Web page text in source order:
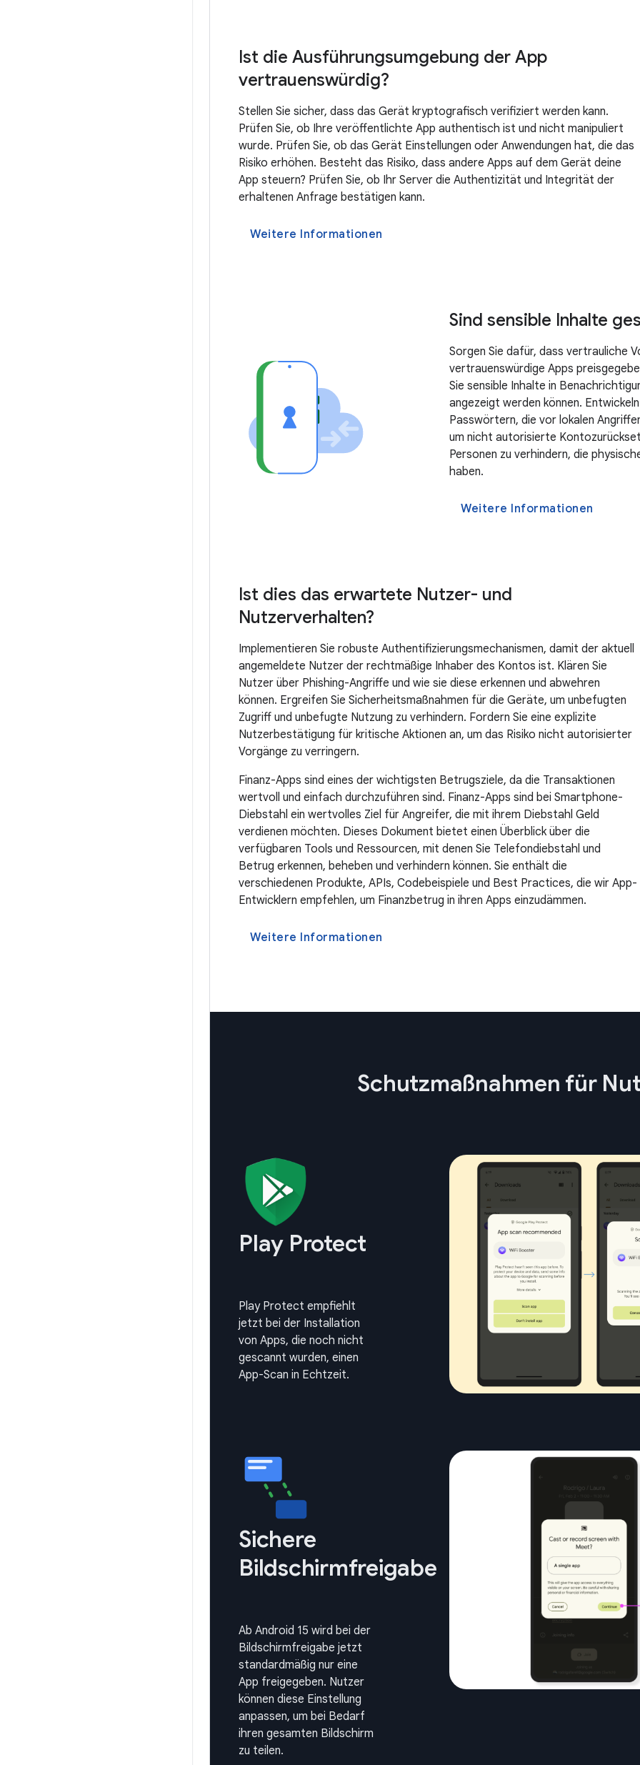
Ist die Ausführungsumgebung der App
vertrauenswürdig?
Stellen Sie sicher, dass das Gerät kryptografisch verifiziert werden kann.
Prüfen Sie, ob Ihre veröffentlichte App authentisch ist und nicht manipuliert
wurde. Prüfen Sie, ob das Gerät Einstellungen oder Anwendungen hat, die das
Risiko erhöhen. Besteht das Risiko, dass andere Apps auf dem Gerät deine
App steuern? Prüfen Sie, ob Ihr Server die Authentizität und Integrität der
erhaltenen Anfrage bestätigen kann.
Weitere Informationen
Sind sensible Inhalte
Sorgen Sie dafür, dass vertrauliche
vertrauenswürdige Apps
Sie sensible Inhalte in
angezeigt werden können.
Passwörtern, die vor lokalen
um nicht autorisierte
Personen zu verhindern, die
haben.
Weitere Informationen
Ist dies das erwartete Nutzer- und
Nutzerverhalten?
Implementieren Sie robuste Authentifizierungsmechanismen, damit der aktuell
angemeldete Nutzer der rechtmäßige Inhaber des Kontos ist. Klären Sie
Nutzer über Phishing-Angriffe und wie sie diese erkennen und abwehren
können. Ergreifen Sie Sicherheitsmaßnahmen für die Geräte, um unbefugten
Zugriff und unbefugte Nutzung zu verhindern. Fordern Sie eine explizite
Nutzerbestätigung für kritische Aktionen an, um das Risiko nicht autorisierter
Vorgänge zu verringern.
Finanz-Apps sind eines der wichtigsten Betrugsziele, da die Transaktionen
wertvoll und einfach durchzuführen sind. Finanz-Apps sind bei Smartphone-
Diebstahl ein wertvolles Ziel für Angreifer, die mit ihrem Diebstahl Geld
verdienen möchten. Dieses Dokument bietet einen Überblick über die
verfügbaren Tools und Ressourcen, mit denen Sie Telefondiebstahl und
Betrug erkennen, beheben und verhindern können. Sie enthält die
verschiedenen Produkte, APIs, Codebeispiele und Best Practices, die wir App-
Entwicklern empfehlen, um Finanzbetrug in ihren Apps einzudämmen.
Weitere Informationen
Schutzmaßnahmen für
Play Protect
Play Protect empfiehlt
jetzt bei der Installation
von Apps, die noch nicht
gescannt wurden, einen
App-Scan in Echtzeit.
Sichere
Bildschirmfreigabe
Ab Android 15 wird bei der
Bildschirmfreigabe jetzt
standardmäßig nur eine
App freigegeben. Nutzer
können diese Einstellung
anpassen, um bei Bedarf
ihren gesamten Bildschirm
zu teilen.